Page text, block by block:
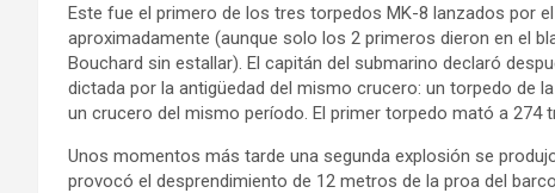
Este fue el primero de los tres torpedos MK-8​ lanzados por
aproximadamente (aunque solo los 2 primeros dieron en el
Bouchard sin estallar). El capitán del submarino declaró
dictada por la antigüedad del mismo crucero: un torpedo de
un crucero del mismo período. El primer torpedo mató a 274
Unos momentos más tarde una segunda explosión se
provocó el desprendimiento de 12 metros de la proa del